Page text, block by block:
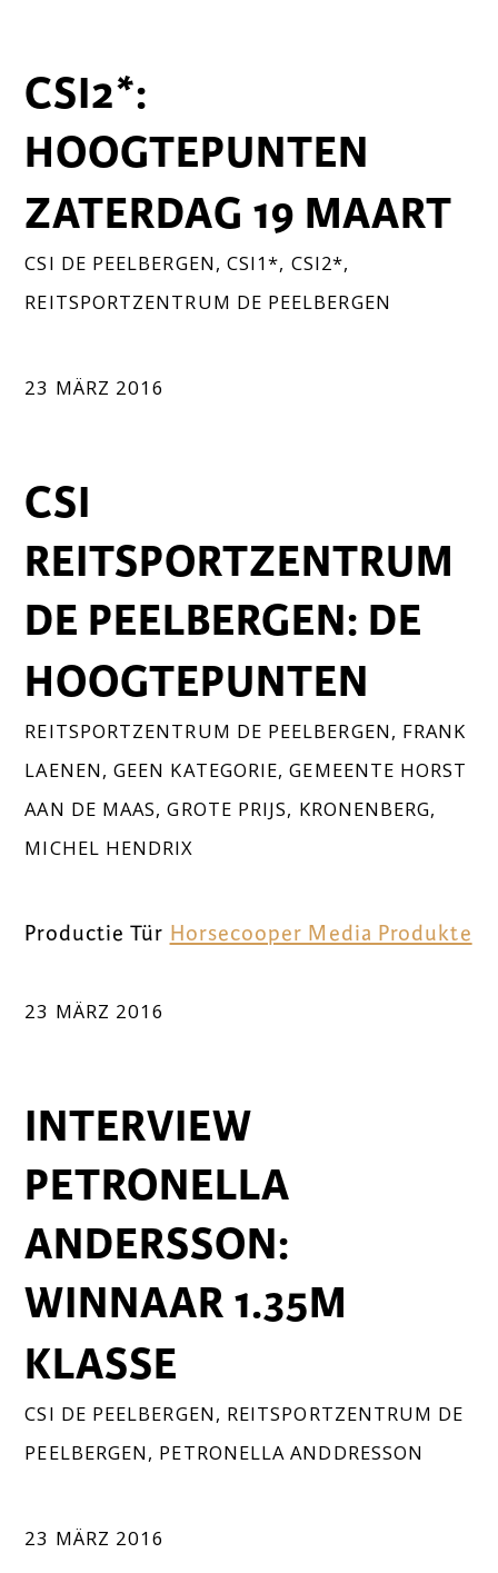
CSI2*:
HOOGTEPUNTEN
ZATERDAG 19 MAART
CSI DE PEELBERGEN, CSI1*, CSI2*,
REITSPORTZENTRUM DE PEELBERGEN
23 MÄRZ 2016
CSI
REITSPORTZENTRUM
DE PEELBERGEN: DE
HOOGTEPUNTEN
REITSPORTZENTRUM DE PEELBERGEN, FRANK
LAENEN,GEEN KATEGORIE,GEMEENTE HORST
AAN DE MAAS,GROTE PRIJS, KRONENBERG,
MICHEL HENDRIX
Productie Tür Horsecooper Media Produkte
23 MÄRZ 2016
INTERVIEW
PETRONELLA
ANDERSSON:
WINNAAR 1.35M
KLASSE
CSI DE PEELBERGEN, REITSPORTZENTRUM DE
PEELBERGEN, PETRONELLA ANDDRESSON
23 MÄRZ 2016